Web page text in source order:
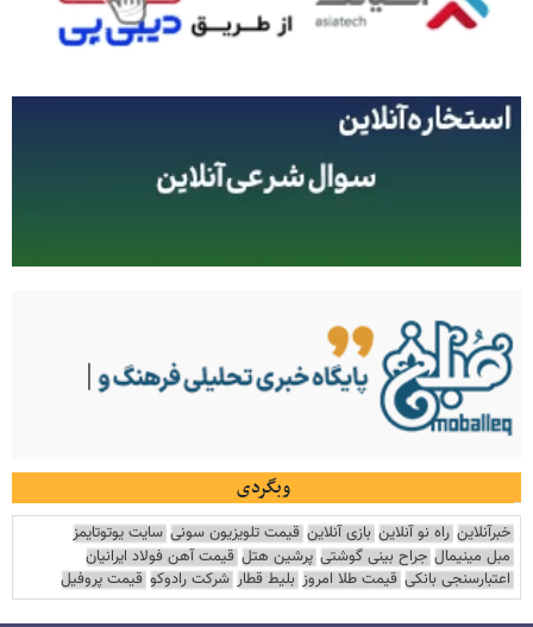
وبگردی
خبرآنلاین راه نو آنلاین بازی آنلاین قیمت تلویزیون سونی سایت یوتوتایمز
مبل مینیمال جراح بینی گوشتی پرشین هتل قیمت آهن فولاد ایرانیان
اعتبارسنجی بانکی قیمت طلا امروز بلیط قطار شرکت رادوکو قیمت پروفیل